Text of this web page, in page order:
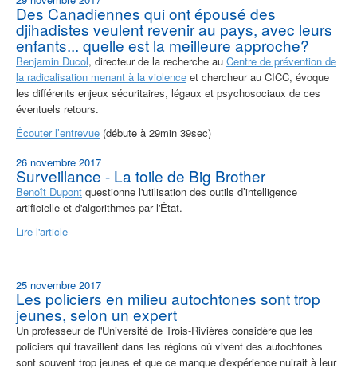
Des Canadiennes qui ont épousé des
djihadistes veulent revenir au pays, avec leurs
enfants... quelle est la meilleure approche?
Benjamin Ducol, directeur de la recherche au Centre de prévention de
la radicalisation menant à la violence et chercheur au CICC, évoque
les différents enjeux sécuritaires, légaux et psychosociaux de ces
éventuels retours.
Écouter l’entrevue (débute à 29min 39sec)
26 novembre 2017
Surveillance - La toile de Big Brother
Benoît Dupont questionne l'utilisation des outils d’intelligence
artificielle et d'algorithmes par l'État.
Lire l'article
25 novembre 2017
Les policiers en milieu autochtones sont trop
jeunes, selon un expert
Un professeur de l'Université de Trois-Rivières considère que les
policiers qui travaillent dans les régions où vivent des autochtones
sont souvent trop jeunes et que ce manque d'expérience nuirait à leur